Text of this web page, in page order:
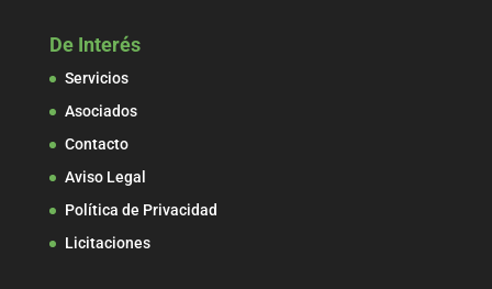
De Interés
Servicios
Asociados
Contacto
Aviso Legal
Política de Privacidad
Licitaciones